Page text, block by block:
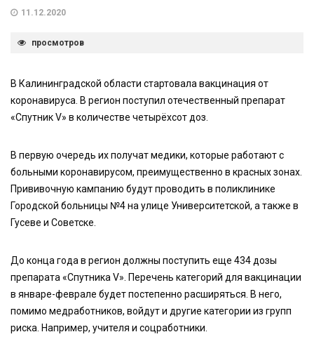
11.12.2020
просмотров
В Калининградской области стартовала вакцинация от
коронавируса. В регион поступил отечественный препарат
«Спутник V» в количестве четырёхсот доз.
В первую очередь их получат медики, которые работают с
больными коронавирусом, преимущественно в красных зонах.
Прививочную кампанию будут проводить в поликлинике
Городской больницы №4 на улице Университетской, а также в
Гусеве и Советске.
До конца года в регион должны поступить еще 434 дозы
препарата «Спутника V». Перечень категорий для вакцинации
в январе-феврале будет постепенно расширяться. В него,
помимо медработников, войдут и другие категории из групп
риска. Например, учителя и соцработники.